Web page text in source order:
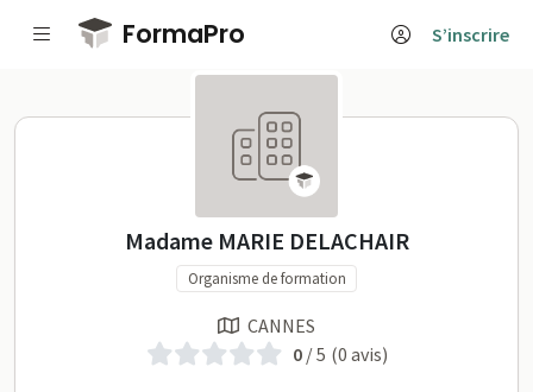
Passer au contenu principal
FormaPro S’inscrire
Madame MARIE
Madame MARIE DELACHAIR
Organisme de formation
CANNES
0/ 5 (0 avis)